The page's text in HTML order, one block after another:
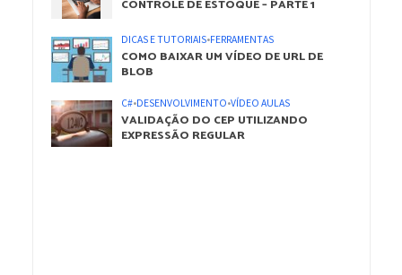
CONTROLE DE ESTOQUE – PARTE 1
DICAS E TUTORIAIS•FERRAMENTAS
COMO BAIXAR UM VÍDEO DE URL DE
BLOB
C#•DESENVOLVIMENTO•VÍDEO AULAS
VALIDAÇÃO DO CEP UTILIZANDO
EXPRESSÃO REGULAR